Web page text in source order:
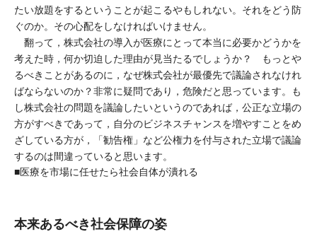
たい放題をするということが起こるやもしれない。それをどう防
ぐのか。その心配をしなければいけません。
翻って，株式会社の導入が医療にとって本当に必要かどうかを
考えた時，何か切迫した理由が見当たるでしょうか？ もっとや
るべきことがあるのに，なぜ株式会社が最優先で議論されなけれ
ばならないのか？非常に疑問であり，危険だと思っています。も
し株式会社の問題を議論したいというのであれば，公正な立場の
方がすべきであって，自分のビジネスチャンスを増やすことをめ
ざしている方が，「勧告権」など公権力を付与された立場で議論
するのは間違っていると思います。
■医療を市場に任せたら社会自体が潰れる
本来あるべき社会保障の姿